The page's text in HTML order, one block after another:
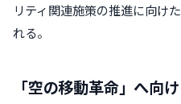
リティ関連施策の推進に向け
れる。
「空の移動革命」へ向